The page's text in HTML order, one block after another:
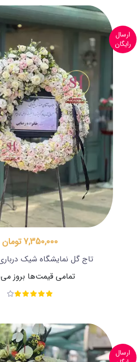
ارسال
رایگان
7,350,000 تومان
تاج گل نمایشگاه شیک
تمامی قیمت‌ها بروز
ارسال